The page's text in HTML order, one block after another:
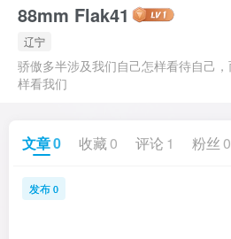
88mm Flak41
辽宁
骄傲多半涉及我们自己怎样看待自己
样看我们
文章0 收藏 0 评论 1 粉丝 0
发布 0